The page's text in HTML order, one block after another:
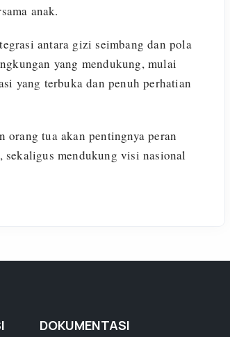
anak.
antara gizi seimbang dan pola
yang mendukung, mulai
yang terbuka dan penuh perhatian
orang tua akan pentingnya peran
sekaligus mendukung visi nasional
DOKUMENTASI